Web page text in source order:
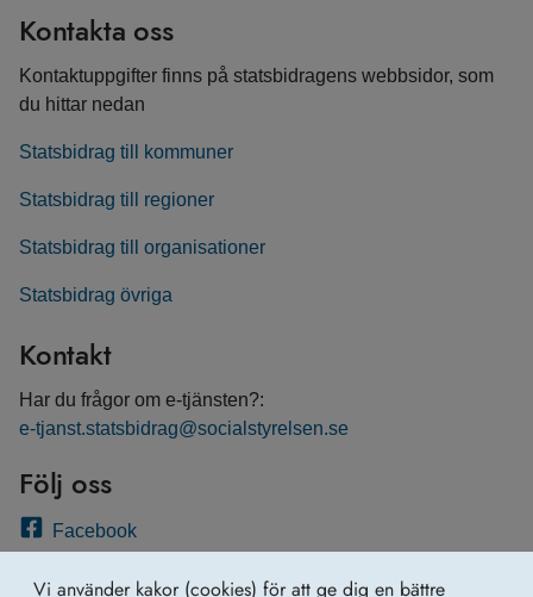
Vi använder kakor (cookies) för att ge dig en bättre
Kontakta oss
Kontaktuppgifter finns på statsbidragens webbsidor, som
du hittar nedan
Statsbidrag till kommuner
Statsbidrag till regioner
Statsbidrag till organisationer
Statsbidrag övriga
Kontakt
Har du frågor om e-tjänsten?:
e-tjanst.statsbidrag@socialstyrelsen.se
Följ oss
Facebook